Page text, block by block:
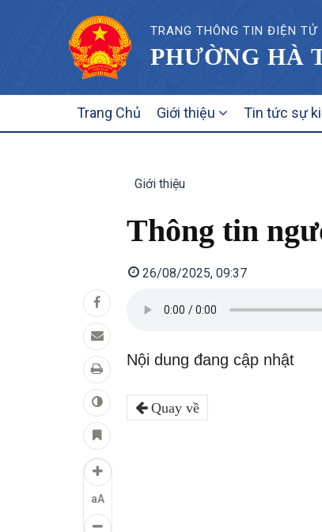
TRANG THÔNG TIN ĐIỆN TỬ
PHƯỜNG HÀ
NAVIGATION
Trang Chủ Giới thiệu Tin tức sự
aA
Giới thiệu
Thông tin
26/08/2025, 09:37
Nội dung đang cập nhật
Quay về